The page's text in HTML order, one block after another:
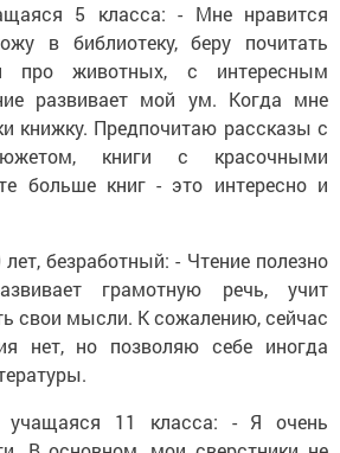
5 класса: - Мне нравится
в библиотеку, беру почитать
про животных, с интересным
развивает мой ум. Когда мне
книжку. Предпочитаю рассказы с
книги с красочными
больше книг - это интересно и
безработный: - Чтение полезно
грамотную речь, учит
свои мысли. К сожалению, сейчас
нет, но позволяю себе иногда
учащаяся 11 класса: - Я очень